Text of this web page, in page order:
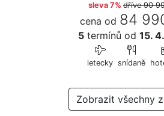
sleva 7% dříve90
cena od 84
5 termínů od 15.
letecky snídaně
Zobrazit všechny